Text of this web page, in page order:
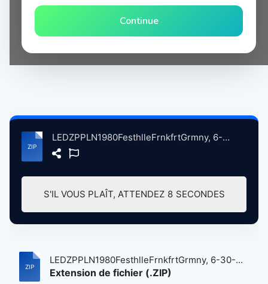
Continue
LEDZPPLN1980FesthlleFrnkfrtGrmny, 6-30-1980 atse.zip
S'IL VOUS PLAÎT, ATTENDEZ 8 SECONDES
LEDZPPLN1980FesthlleFrnkfrtGrmny, 6-30-...
Extension de fichier (.ZIP)